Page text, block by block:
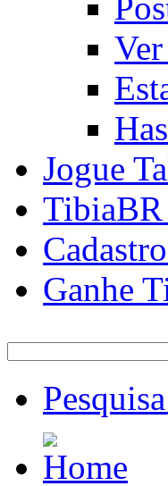
Jogue
TibiaBR
Ganhe